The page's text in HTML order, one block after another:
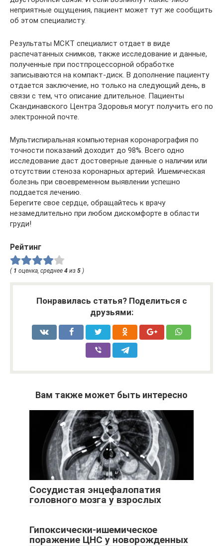
неприятные ощущения, пациент может тут же сообщить
об этом специалисту.
Результаты МСКТ специалист отдает в виде
распечатанных снимков, также исследование и данные,
полученные при постпроцессорной обработке
записываются на компакт-диск. В дополнение пациенту
отдается заключение, но только на следующий день, в
связи с тем, что описание длительное. Пациенты
Скандинавского Центра Здоровья могут получить его по
электронной почте.
Мультиспиральная компьютерная коронарография по
точности показаний доходит до 98%. Всего одно
исследование даст достоверные данные о наличии или
отсутствии стеноза коронарных артерий. Ишемическая
болезнь при своевременном выявлении успешно
поддается лечению.
Берегите свое сердце, обращайтесь к врачу
незамедлительно при любом дискомфорте в области
груди!
Рейтинг
( 1 оценка, среднее 4 из 5 )
Понравилась статья? Поделиться с
друзьями:
Вам также может быть интересно
Сосудистая энцефалопатия
головного мозга у взрослых
Гипоксически-ишемическое
поражение ЦНС у новорожденных